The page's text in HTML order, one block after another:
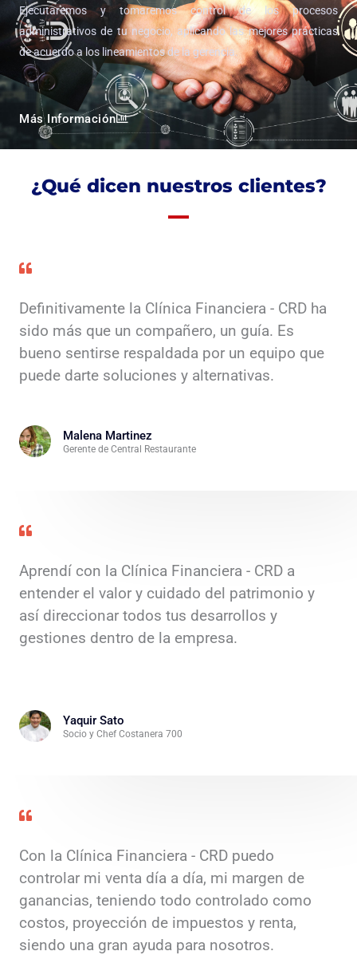
Ejecutaremos y tomaremos control de los procesos
administrativos de tu negocio, aplicando las mejores prácticas
de acuerdo a los lineamientos de la gerencia.
Más Información
¿Qué dicen nuestros clientes?
Definitivamente la Clínica Financiera - CRD ha
sido más que un compañero, un guía. Es
bueno sentirse respaldada por un equipo que
puede darte soluciones y alternativas.
Malena Martinez
Gerente de Central Restaurante
Aprendí con la Clínica Financiera - CRD a
entender el valor y cuidado del patrimonio y
así direccionar todos tus desarrollos y
gestiones dentro de la empresa.
Yaquir Sato
Socio y Chef Costanera 700
Con la Clínica Financiera - CRD puedo
controlar mi venta día a día, mi margen de
ganancias, teniendo todo controlado como
costos, proyección de impuestos y renta,
siendo una gran ayuda para nosotros.